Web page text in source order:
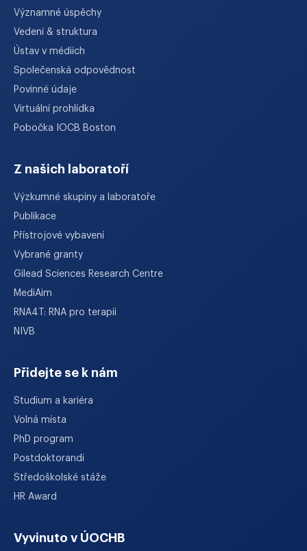
Významné úspěchy
Vedení & struktura
Ústav v médiích
Společenská odpovědnost
Povinné údaje
Virtuální prohlídka
Pobočka IOCB Boston
Z našich laboratoří
Výzkumné skupiny a laboratoře
Publikace
Přístrojové vybavení
Vybrané granty
Gilead Sciences Research Centre
MediAim
RNA4T: RNA pro terapii
NIVB
Přidejte se k nám
Studium a kariéra
Volná místa
PhD program
Postdoktorandi
Středoškolské stáže
HR Award
Vyvinuto v ÚOCHB